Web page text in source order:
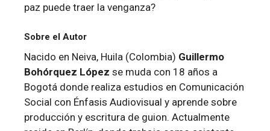
paz puede traer la venganza?
Sobre el Autor
Nacido en Neiva, Huila (Colombia) Guillermo
Bohórquez López se muda con 18 años a
Bogotá donde realiza estudios en Comunicación
Social con Énfasis Audiovisual y aprende sobre
producción y escritura de guion. Actualmente